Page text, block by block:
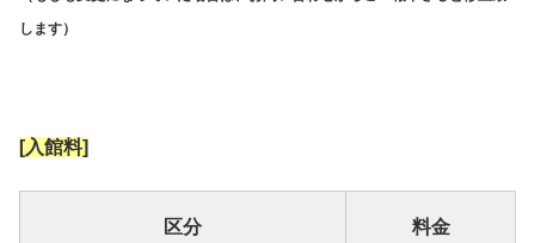
します）
[入館料]
区分 料金